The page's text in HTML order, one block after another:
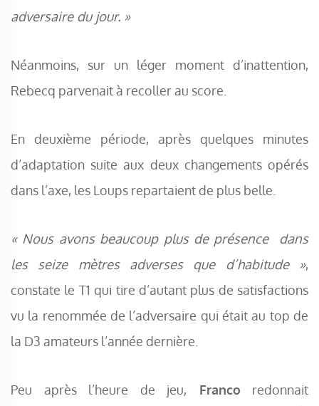
adversaire du jour. »
Néanmoins, sur un léger moment d’inattention,
Rebecq parvenait à recoller au score.
En deuxième période, après quelques minutes
d’adaptation suite aux deux changements opérés
dans l’axe, les Loups repartaient de plus belle.
« Nous avons beaucoup plus de présence dans
les seize mètres adverses que d’habitude »,
constate le T1 qui tire d’autant plus de satisfactions
vu la renommée de l’adversaire qui était au top de
la D3 amateurs l’année dernière.
Peu après l’heure de jeu, Franco redonnait